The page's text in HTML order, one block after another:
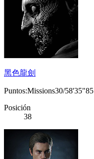
黑色龍劍
Puntos:Missions30/58'35"85
Posición
38